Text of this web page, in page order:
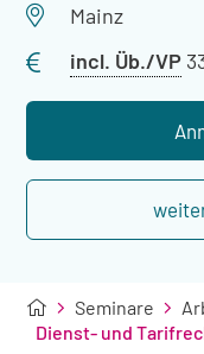
Mainz
incl. Üb./VP
Seminare
Dienst- und